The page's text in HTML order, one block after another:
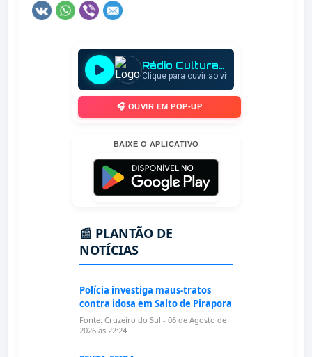
🎧 OUVIR EM POP-UP
BAIXE O APLICATIVO